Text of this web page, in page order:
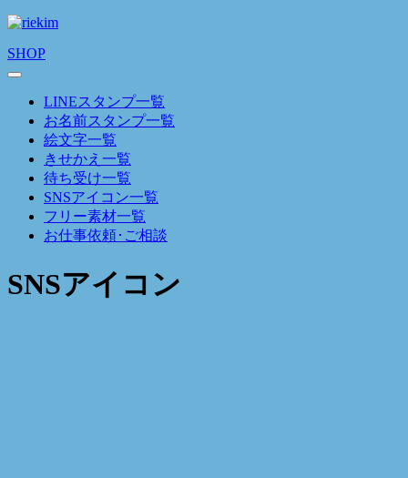
SHOP
LINEスタンプ一覧
お名前スタンプ一覧
絵文字一覧
きせかえ一覧
待ち受け一覧
SNSアイコン一覧
フリー素材一覧
お仕事依頼･ご相談
SNSアイコン